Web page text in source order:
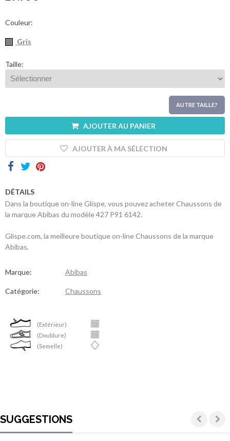
Couleur:
Gris
Taille:
AUTRE TAILLE?
AJOUTER AU PANIER
AJOUTER À MA SÉLECTION
DÉTAILS
Dans la boutique on-line Glispe, vous pouvez acheter Chaussons de
la marque Abibas du modèle 427 P91 6142.
Glispe.com, la meilleure boutique on-line Chaussons de la marque
Abibas.
Marque: Abibas
Catégorie: Chaussons
(Extérieur)
(Doublure)
(Semelle)
SUGGESTIONS